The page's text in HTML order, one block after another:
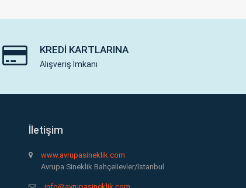
KREDI KARTLARINA
Alışveriş İmkanı
İletişim
www.avrupasineklik.com
Avrupa Sineklik Bahçelievler/İstanbul